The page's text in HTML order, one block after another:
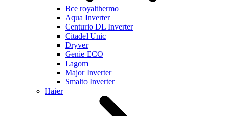
Все royalthermo
Aqua Inverter
Centurio DL Inverter
Citadel Unic
Dryver
Genie ECO
Lagom
Major Inverter
Smalto Inverter
Haier